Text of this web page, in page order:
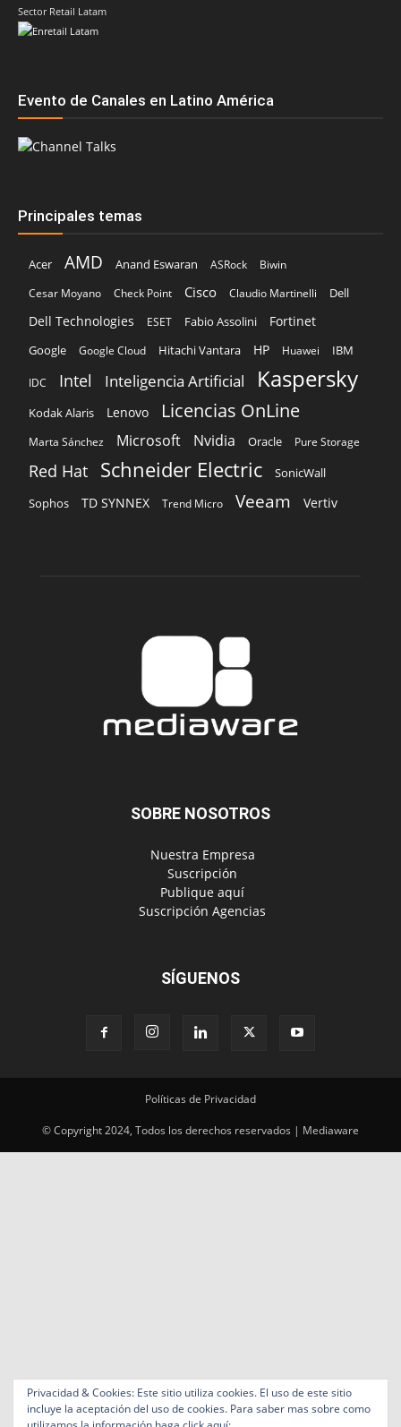
Sector Retail Latam
Evento de Canales en Latino América
Principales temas
Acer AMD Anand Eswaran ASRock
Biwin
Cesar Moyano
Check Point Cisco Claudio Martinelli Dell
Dell Technologies ESET Fabio Assolini Fortinet
Google Google Cloud Hitachi Vantara HP Huawei IBM
IDC Intel Inteligencia Artificial Kaspersky
Kodak Alaris Lenovo Licencias OnLine
Marta Sánchez Microsoft Nvidia Oracle Pure Storage
Red Hat Schneider Electric SonicWall
Sophos TD SYNNEX Trend Micro Veeam Vertiv
SOBRE NOSOTROS
‎ Nuestra Empresa
‎ Suscripción
‎ Publique aquí
‎ Suscripción Agencias
SÍGUENOS
Políticas de Privacidad
© Copyright 2024, Todos los derechos reservados | Mediaware
Privacidad & Cookies: Este sitio utiliza cookies. El uso de este sitio
incluye la aceptación del uso de cookies. Para saber mas sobre como